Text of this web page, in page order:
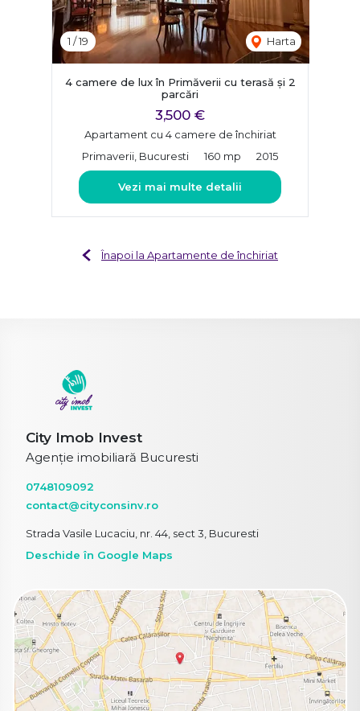
1 /19 Harta
4 camere de lux în Primăverii cu terasă și 2
parcări
3,500 €
Apartament cu 4 camere de închiriat
Primaverii, Bucuresti
160 mp 2015
Vezi mai multe detalii
Înapoi la Apartamente de închiriat
City Imob Invest
Agenție imobiliară Bucuresti
0748109092
contact@cityconsinv.ro
Strada Vasile Lucaciu, nr. 44, sect 3, Bucuresti
Deschide în Google Maps